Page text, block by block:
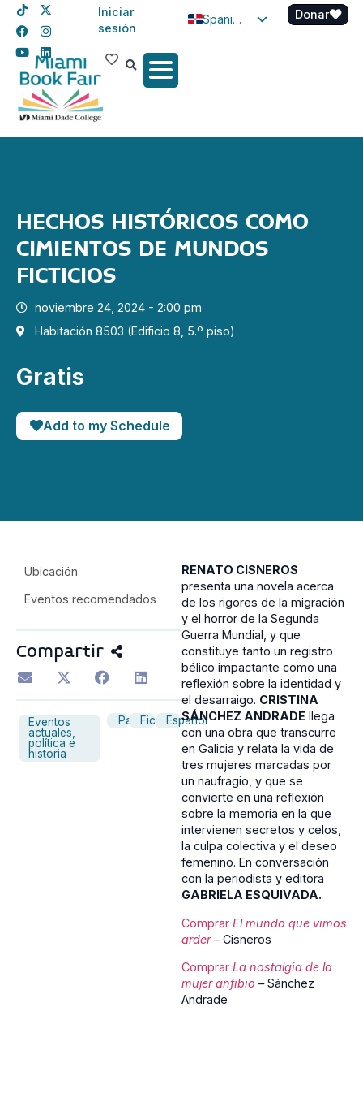
Iniciar
sesión
Spanish
Donar
HECHOS HISTÓRICOS COMO
CIMIENTOS DE MUNDOS
FICTICIOS
noviembre 24, 2024 - 2:00 pm
Habitación 8503 (Edificio 8, 5.º piso)
Gratis
Add to my Schedule
Ubicación
Eventos recomendados
Compartir
Eventos
actuales,
política e
historia
PanelFicciónEspañol
RENATO CISNEROS
presenta una novela acerca
de los rigores de la migración
y el horror de la Segunda
Guerra Mundial, y que
constituye tanto un registro
bélico impactante como una
reflexión sobre la identidad y
el desarraigo. CRISTINA
SÁNCHEZ ANDRADE llega
con una obra que transcurre
en Galicia y relata la vida de
tres mujeres marcadas por
un naufragio, y que se
convierte en una reflexión
sobre la memoria en la que
intervienen secretos y celos,
la culpa colectiva y el deseo
femenino. En conversación
con la periodista y editora
GABRIELA ESQUIVADA.
Comprar El mundo que vimos
arder– Cisneros
Comprar La nostalgia de la
mujer anfibio –Sánchez
Andrade